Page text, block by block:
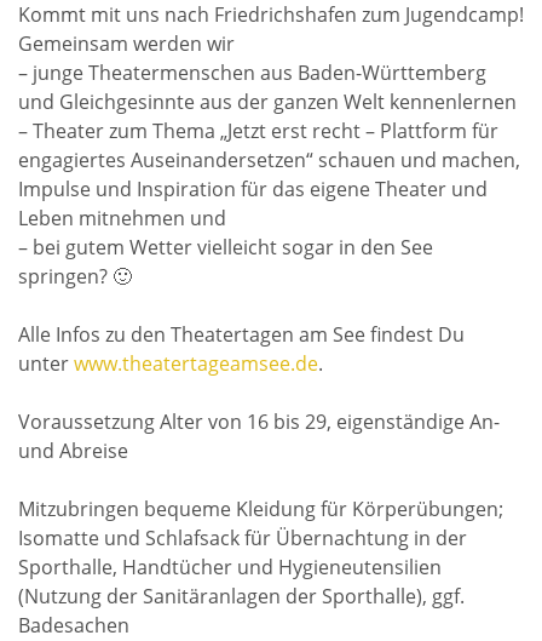
Kommt mit uns nach Friedrichshafen zum Jugendcamp!
Gemeinsam werden wir
– junge Theatermenschen aus Baden-Württemberg
und Gleichgesinnte aus der ganzen Welt kennenlernen
– Theater zum Thema „Jetzt erst recht – Plattform für
engagiertes Auseinandersetzen“ schauen und machen,
Impulse und Inspiration für das eigene Theater und
Leben mitnehmen und
– bei gutem Wetter vielleicht sogar in den See
springen? 🙂
Alle Infos zu den Theatertagen am See findest Du
unterwww.theatertageamsee.de.
Voraussetzung Alter von 16 bis 29, eigenständige An-
und Abreise
Mitzubringen bequeme Kleidung für Körperübungen;
Isomatte und Schlafsack für Übernachtung in der
Sporthalle, Handtücher und Hygieneutensilien
(Nutzung der Sanitäranlagen der Sporthalle), ggf.
Badesachen